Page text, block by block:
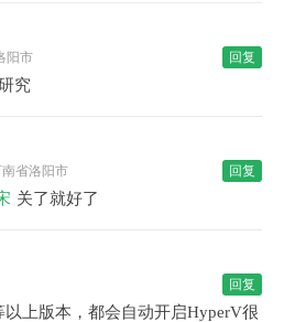
阳市 回复
究
南省洛阳市 回复
关了就好了
回复
以上版本，都会自动开启HyperV很